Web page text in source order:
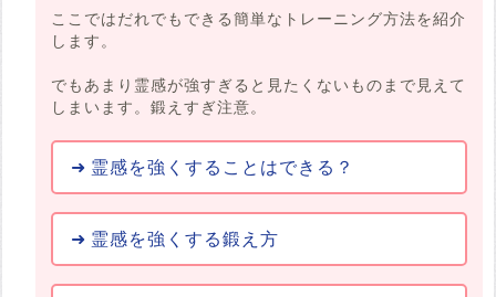
ここではだれでもできる簡単なトレーニング方法を紹介
します。
でもあまり霊感が強すぎると見たくないものまで見えて
しまいます。鍛えすぎ注意。
霊感を強くすることはできる？
霊感を強くする鍛え方